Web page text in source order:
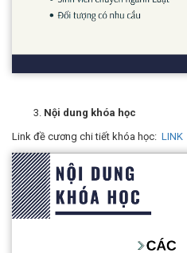
Nội dung khóa học
Link đề cương chi tiết khóa học: LINK